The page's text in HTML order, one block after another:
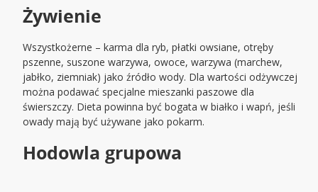
Żywienie
Wszystkożerne – karma dla ryb, płatki owsiane, otręby
pszenne, suszone warzywa, owoce, warzywa (marchew,
jabłko, ziemniak) jako źródło wody. Dla wartości odżywczej
można podawać specjalne mieszanki paszowe dla
świerszczy. Dieta powinna być bogata w białko i wapń, jeśli
owady mają być używane jako pokarm.
Hodowla grupowa